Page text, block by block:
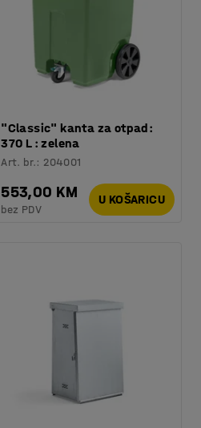
"Classic" kanta za otpad:
370 L : zelena
Art. br.: 204001
553,00 KM
bez PDV
U KOŠARICU